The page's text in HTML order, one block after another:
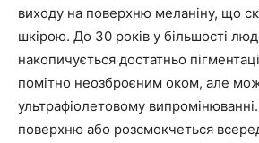
виходу на поверхню меланіну, що
шкірою. До 30 років у більшості
накопичується достатньо
помітно неозброєним оком, але
ультрафіолетовому
поверхню або розсмокчеться